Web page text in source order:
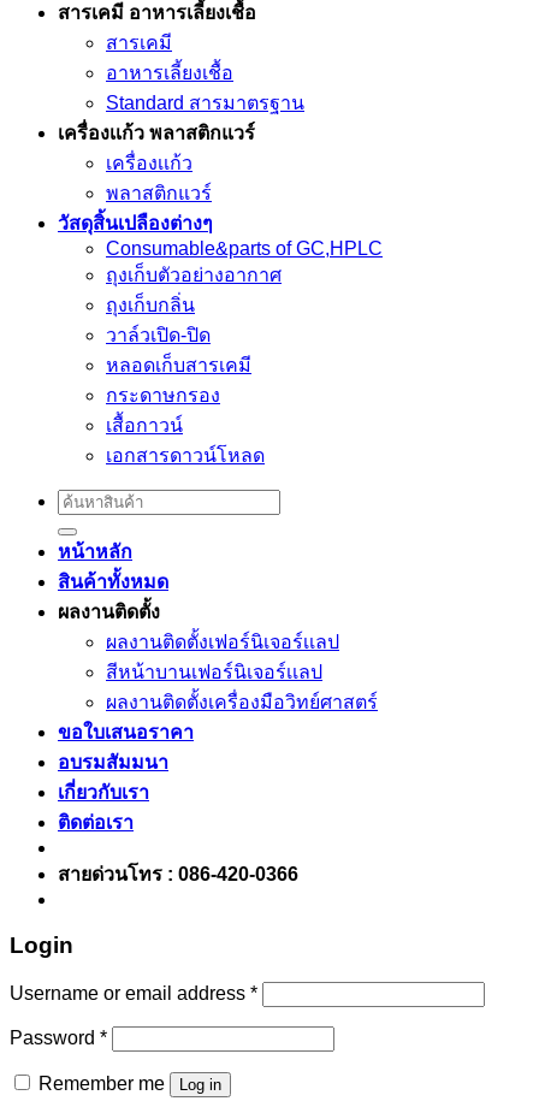
สารเคมี อาหารเลี้ยงเชื้อ
สารเคมี
อาหารเลี้ยงเชื้อ
Standard สารมาตรฐาน
เครื่องเเก้ว พลาสติกแวร์
เครื่องเเก้ว
พลาสติกแวร์
วัสดุสิ้นเปลืองต่างๆ
Consumable&parts of GC,HPLC
ถุงเก็บตัวอย่างอากาศ
ถุงเก็บกลิ่น
วาล์วเปิด-ปิด
หลอดเก็บสารเคมี
กระดาษกรอง
เสื้อกาวน์
เอกสารดาวน์โหลด
Search
for:
หน้าหลัก
สินค้าทั้งหมด
ผลงานติดตั้ง
ผลงานติดตั้งเฟอร์นิเจอร์เเลป
สีหน้าบานเฟอร์นิเจอร์เเลป
ผลงานติดตั้งเครื่องมือวิทย์ศาสตร์
ขอใบเสนอราคา
อบรมสัมมนา
เกี่ยวกับเรา
ติดต่อเรา
สายด่วนโทร : 086-420-0366
Login
Username or email address *
Password *
Remember me Log in